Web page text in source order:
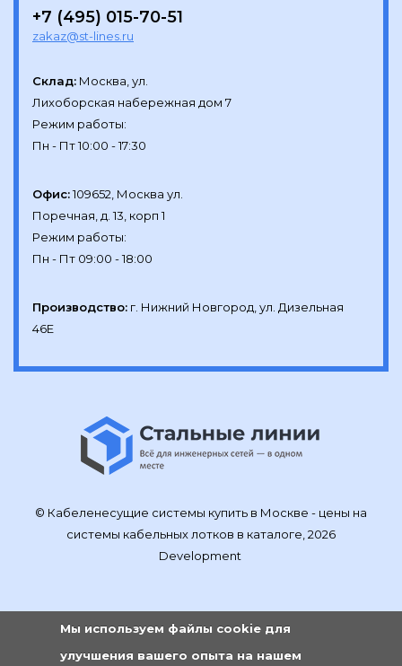
+7 (495) 015-70-51
zakaz@st-lines.ru
Склад: Москва, ул.
Лихоборская набережная дом 7
Режим работы:
Офис:109652, Москва ул.
Поречная, д. 13, корп 1
Режим работы:
Производство: г. Нижний Новгород, ул. Дизельная
46Е
© Кабеленесущие системы купить в Москве - цены на
системы кабельных лотков в каталоге, 2026
Development
Мы используем файлы cookie для
улучшения вашего опыта на нашем